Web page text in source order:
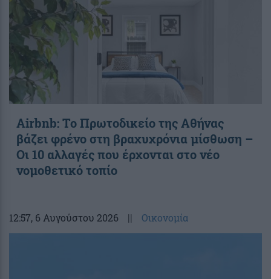
Airbnb: Το Πρωτοδικείο της Αθήνας
βάζει φρένο στη βραχυχρόνια μίσθωση –
Οι 10 αλλαγές που έρχονται στο νέο
νομοθετικό τοπίο
12:57, 6 Αυγούστου 2026 || Οικονομία